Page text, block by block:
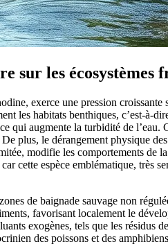
sur les écosystèmes
exerce une pression
les habitats benthiques, c’est-à-
qui augmente la turbidité de
plus, le dérangement physique
modifie les comportements de
car cette espèce emblématique, très
de baignade sauvage non
favorisant localement le
exogènes, tels que les
des poissons et des